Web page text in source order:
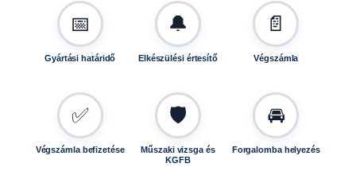
📅
Gyártási határidő
🔔
Elkészülési értesítő
📄
Végszámla
✅
Végszámla befizetése
🛡️
Műszaki vizsga és
KGFB
🚘
Forgalomba helyezés